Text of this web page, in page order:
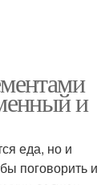
и
еда, но и
поговорить и